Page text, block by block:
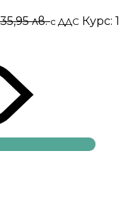
лв.с ДДС Курс: 1